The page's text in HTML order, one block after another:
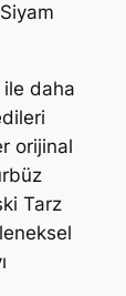
ile daha
orijinal
Tarz